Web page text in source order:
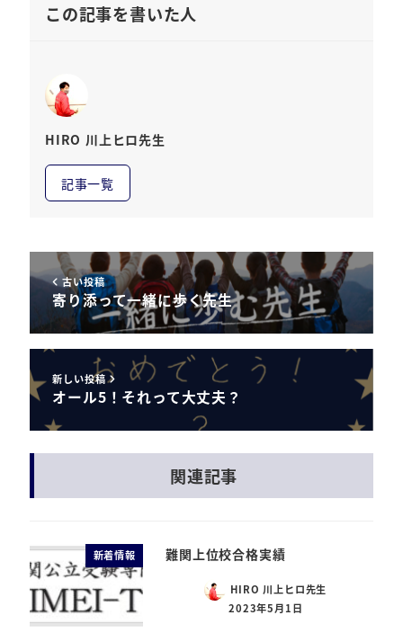
この記事を書いた人
HIRO 川上ヒロ先生
記事一覧
古い投稿
寄り添って一緒に歩く先生
新しい投稿
オール5！それって大丈夫？
関連記事
新着情報 難関上位校合格実績
HIRO 川上ヒロ先生
2023年5月1日